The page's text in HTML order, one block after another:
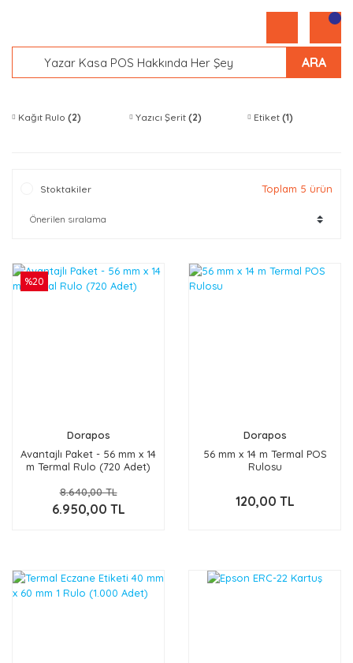
ARA
Kağıt Rulo (2) Yazıcı Şerit(2) Etiket (1)
Stoktakiler Toplam 5 ürün
%20
Dorapos
Avantajlı Paket - 56 mm x 14
m Termal Rulo (720 Adet)
8.640,00 TL
6.950,00 TL
Dorapos
56 mm x 14 m Termal POS
Rulosu
120,00 TL